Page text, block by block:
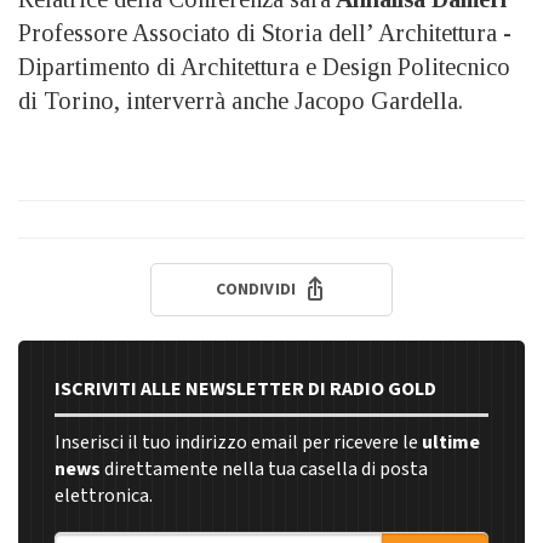
Professore Associato di Storia dell’ Architettura -
Dipartimento di Architettura e Design Politecnico
di Torino, interverrà anche Jacopo Gardella.
CONDIVIDI
ISCRIVITI ALLE NEWSLETTER DI RADIO GOLD
Inserisci il tuo indirizzo email per ricevere le ultime
newsdirettamente nella tua casella di posta
elettronica.